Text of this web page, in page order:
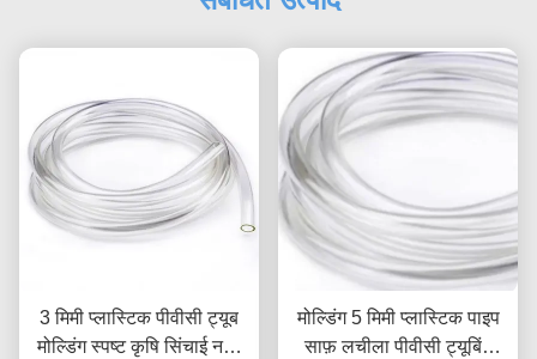
3 मिमी प्लास्टिक पीवीसी ट्यूब
मोल्डिंग स्पष्ट कृषि सिंचाई नली
मोल्डिंग 5 मिमी प्लास्टिक पाइप
साफ़ लचीला पीवीसी ट्यूबिंग